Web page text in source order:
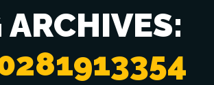
ARCHIVES: